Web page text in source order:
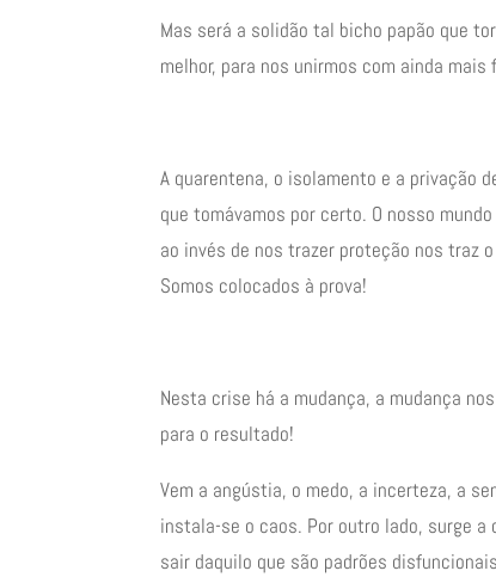
Mas será a solidão tal bicho papão que
melhor, para nos unirmos com ainda
A quarentena, o isolamento e a privação
que tomávamos por certo. O nosso
ao invés de nos trazer proteção nos traz
Somos colocados à prova!
Nesta crise há a mudança, a mudança
para o resultado!
Vem a angústia, o medo, a incerteza, a
instala-se o caos. Por outro lado, surge a
sair daquilo que são padrões